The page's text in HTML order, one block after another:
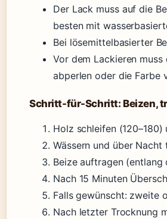
Der Lack muss auf die
besten mit
Bei lösemittelbasierter
Vor dem Lackieren
abperlen oder die Farbe
Schritt-für-Schritt: Beizen,
Holz schleifen (120–180)
Wässern und über
Beize auftragen (entlang
Nach 15 Minuten
Falls gewünscht: zweite
Nach letzter Trocknung